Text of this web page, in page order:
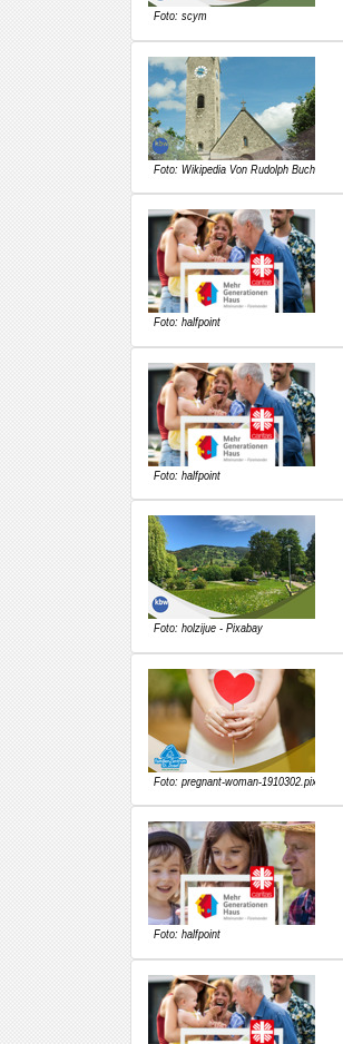
Kreuth
Leitzachtal
Miesbach
Neuhaus
Niklasreuth
Otterfing
Rottach-
Egern
Schaftlach
/
Waakirchen
Schliersee
Tegernsee
Warngau
/
Wall
Weyarn